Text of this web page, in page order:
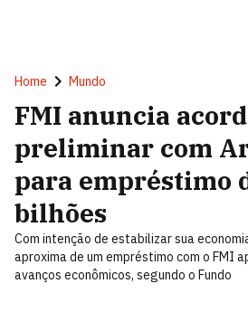
Home Mundo
FMI anuncia
preliminar com
para empréstimo
bilhões
Com intenção de estabilizar sua
aproxima de um empréstimo com o FMI
avanços econômicos, segundo o Fundo